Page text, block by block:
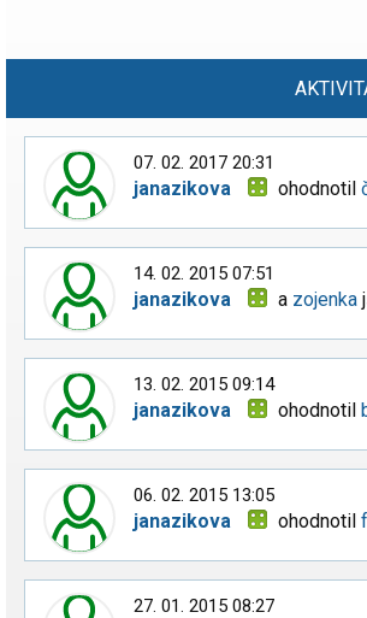
07. 02. 2017 20:31
janazikova ohodnotil
14. 02. 2015 07:51
janazikova a zojenka
13. 02. 2015 09:14
janazikova ohodnotil
06. 02. 2015 13:05
janazikova ohodnotil
27. 01. 2015 08:27